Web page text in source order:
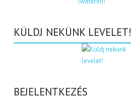
KÜLDJ NEKÜNK LEVELET!
BEJELENTKEZÉS